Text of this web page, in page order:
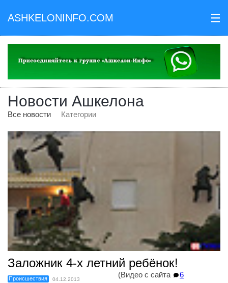
ASHKELONINFO.COM III
Новости Ашкелона
Все новости Категории
Заложник 4-х летний ребёнок!
(Видео с сайта 6
Происшествия 04.12.2013